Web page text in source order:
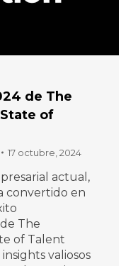
de The
of
17 octubre, 2024
actual,
convertido en
The
of Talent
valiosos